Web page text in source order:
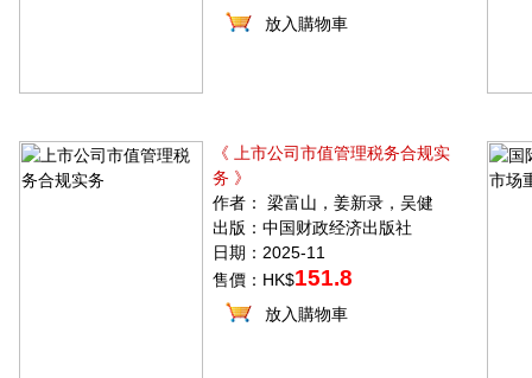
放入購物車
《 上市公司市值管理税务合规实
务 》
作者： 梁富山，姜新录，吴健
出版：中国财政经济出版社
日期：2025-11
售價：HK$151.8
放入購物車